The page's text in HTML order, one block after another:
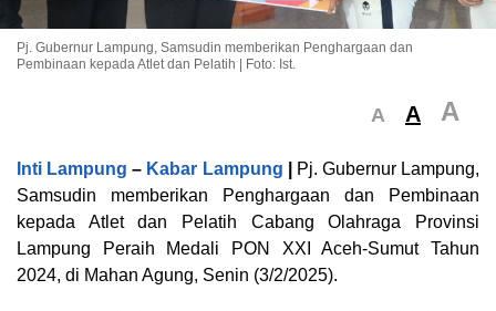
Pj. Gubernur Lampung, Samsudin memberikan Penghargaan dan
Pembinaan kepada Atlet dan Pelatih | Foto: Ist.
A A A
Inti Lampung – Kabar Lampung
Pj. Gubernur Lampung,
Samsudin memberikan Penghargaan dan Pembinaan
kepada Atlet dan Pelatih Cabang Olahraga Provinsi
Lampung Peraih Medali PON XXI Aceh-Sumut Tahun
2024, di Mahan Agung, Senin (3/2/2025).